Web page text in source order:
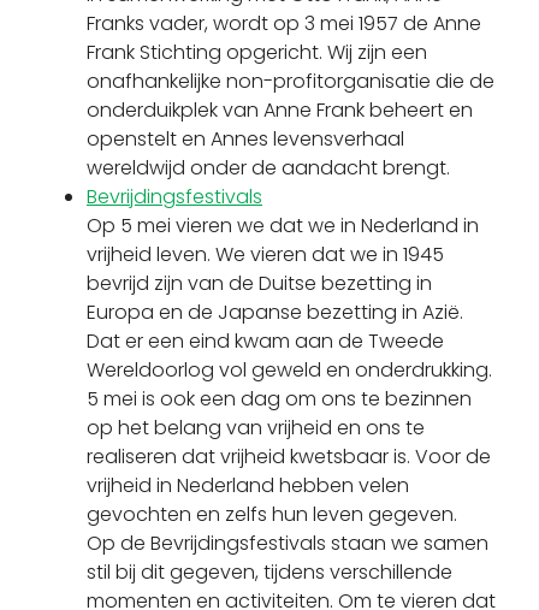
Franks vader, wordt op 3 mei 1957 de Anne
Frank Stichting opgericht. Wij zijn een
onafhankelijke non-profitorganisatie die de
onderduikplek van Anne Frank beheert en
openstelt en Annes levensverhaal
wereldwijd onder de aandacht brengt.
Bevrijdingsfestivals
Op 5 mei vieren we dat we in Nederland in
vrijheid leven. We vieren dat we in 1945
bevrijd zijn van de Duitse bezetting in
Europa en de Japanse bezetting in Azië.
Dat er een eind kwam aan de Tweede
Wereldoorlog vol geweld en onderdrukking.
5 mei is ook een dag om ons te bezinnen
op het belang van vrijheid en ons te
realiseren dat vrijheid kwetsbaar is. Voor de
vrijheid in Nederland hebben velen
gevochten en zelfs hun leven gegeven.
Op de Bevrijdingsfestivals staan we samen
stil bij dit gegeven, tijdens verschillende
momenten en activiteiten. Om te vieren dat